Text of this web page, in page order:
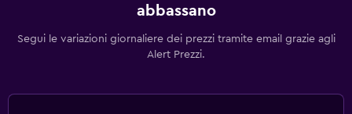
abbassano
Segui le variazioni giornaliere dei prezzi tramite email grazie agli
Alert Prezzi.